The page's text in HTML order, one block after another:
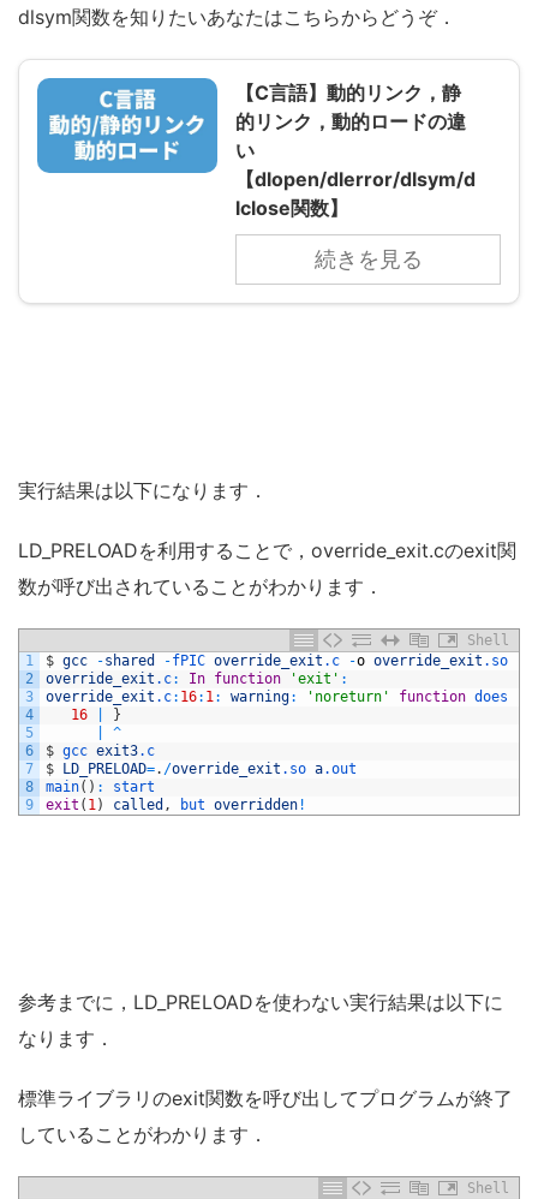
dlsym関数を知りたいあなたはこちらからどうぞ．
【C言語】動的リンク，静
的リンク，動的ロードの違
い
【dlopen/dlerror/dlsym/d
lclose関数】
続きを見る
実行結果は以下になります．
LD_PRELOADを利用することで，override_exit.cのexit関
数が呼び出されていることがわかります．
Shell
1
2
3
4
5
6
7
8
9
$ gcc -shared -fPIC override_exit .c -o override_exit .so
override_exit .c: In function 'exit' :
override_exit .c: 16: 1: warning: 'noreturn' function does
16
}
^
$ gcc exit3.c
$
LD_PRELOAD=. /override_exit .so a.out
main( ) :
start
exit ( 1) called , but overridden !
参考までに，LD_PRELOADを使わない実行結果は以下に
なります．
標準ライブラリのexit関数を呼び出してプログラムが終了
していることがわかります．
Shell